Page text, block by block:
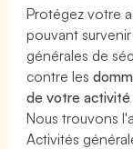
Protégez votre
pouvant
générales de
contre les
de votre activité
Nous trouvons
Activités